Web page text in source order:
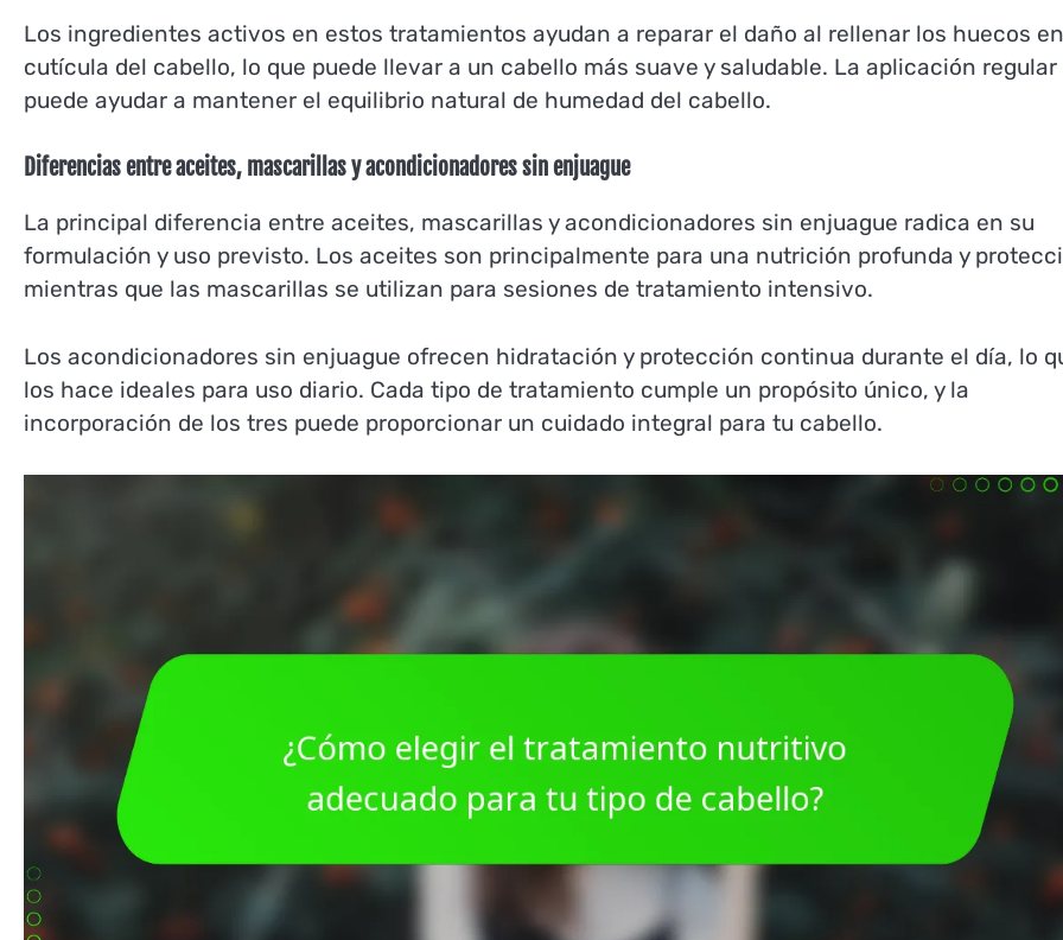
Los ingredientes activos en estos tratamientos ayudan a reparar el daño al rellenar los huecos
cutícula del cabello, lo que puede llevar a un cabello más suave y saludable. La aplicación regular
puede ayudar a mantener el equilibrio natural de humedad del cabello.
Diferencias entre aceites, mascarillas y acondicionadores sin enjuague
La principal diferencia entre aceites, mascarillas y acondicionadores sin enjuague radica en su
formulación y uso previsto. Los aceites son principalmente para una nutrición profunda y
mientras que las mascarillas se utilizan para sesiones de tratamiento intensivo.
Los acondicionadores sin enjuague ofrecen hidratación y protección continua durante el día, lo
los hace ideales para uso diario. Cada tipo de tratamiento cumple un propósito único, y la
incorporación de los tres puede proporcionar un cuidado integral para tu cabello.